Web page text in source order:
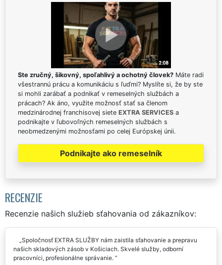
Ste zručný, šikovný, spoľahlivý a ochotný človek? Máte radi
všestrannú prácu a komunikáciu s ľuďmi? Myslíte si, že by ste
si mohli zarábať a podnikať v remeselných službách a
prácach? Ak áno, využite možnosť stať sa členom
medzinárodnej franchisovej siete EXTRA SERVICES a
podnikajte v ľubovoľných remeselných službách s
neobmedzenými možnosťami po celej Európskej únii.
Podnikajte ako remeselník
RECENZIE
Recenzie našich služieb sťahovania od zákazníkov:
Spoločnosť EXTRA SLUŽBY nám zaistila sťahovanie a prepravu
našich skladových zásob v Košiciach. Skvelé služby, odborní
pracovníci, profesionálne správanie.